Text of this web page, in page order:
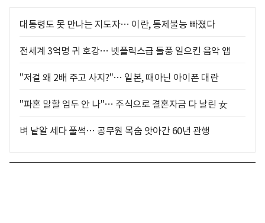
대통령도 못 만나는 지도자… 이란, 통제불능 빠졌다
전세계 3억명 귀 호강… 넷플릭스급 돌풍 일으킨 음악 앱
"저걸 왜 2배 주고 사지?"… 일본, 때아닌 아이폰 대란
"파혼 말할 엄두 안 나"… 주식으로 결혼자금 다 날린 女
벼 낱알 세다 풀썩… 공무원 목숨 앗아간 60년 관행